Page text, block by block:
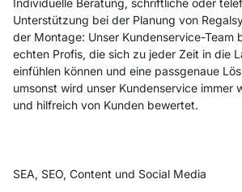
Individuelle Beratung, schriftliche oder
Unterstützung bei der Planung von
der Montage: Unser Kundenservice-Team
echten Profis, die sich zu jeder Zeit in die
einfühlen können und eine passgenaue
umsonst wird unser Kundenservice immer
und hilfreich von Kunden bewertet.
SEA, SEO, Content und Social Media